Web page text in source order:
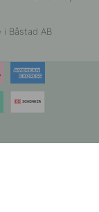
Båstad AB